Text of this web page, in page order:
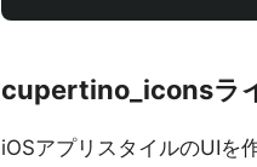
cupertino_iconsラ
iOSアプリスタイルのUIを